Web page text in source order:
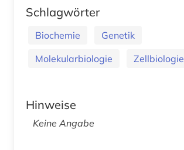
Schlagwörter
Biochemie
Genetik
Molekularbiologie
Zellbiologie
Hinweise
Keine Angabe